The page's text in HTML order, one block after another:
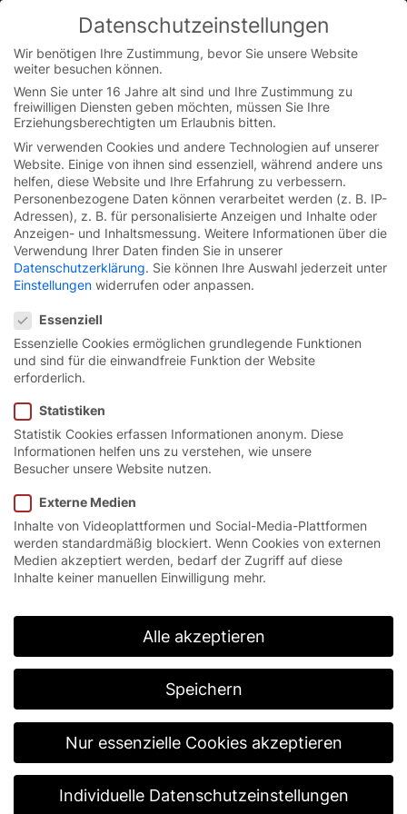
You are currently on the Austrian German website.
Switch to the English version.
Skip
content
Essential-SpiraltorEFA-
STR® N Flex.
Schnell. Flexibel.
Effizient.
Das EFA-STR® N Flex wurde für schnelle und
entwickelt. Die flexible Torblattkonstruktion eignet
sich ideal für Innenbereiche mit hohem
Verkehrsaufkommen.
Datenschutzeinstellungen
Wir benötigen Ihre Zustimmung, bevor Sie unsere Website
weiter besuchen können.
Wenn Sie unter 16 Jahre alt sind und Ihre Zustimmung zu
freiwilligen Diensten geben möchten, müssen Sie Ihre
Erziehungsberechtigten um Erlaubnis bitten.
Wir verwenden Cookies und andere Technologien auf unserer
Website. Einige von ihnen sind essenziell, während andere uns
helfen, diese Website und Ihre Erfahrung zu verbessern.
Personenbezogene Daten können verarbeitet werden (z. B. IP-
Adressen), z. B. für personalisierte Anzeigen und Inhalte oder
Anzeigen- und Inhaltsmessung. Weitere Informationen über die
Verwendung Ihrer Daten finden Sie in unserer
Datenschutzerklärung. Sie können Ihre Auswahl jederzeit unter
Einstellungen widerrufen oder anpassen.
Essenziell
Essenzielle Cookies ermöglichen grundlegende Funktionen
und sind für die einwandfreie Funktion der Website
erforderlich.
Statistiken
Statistik Cookies erfassen Informationen anonym. Diese
Informationen helfen uns zu verstehen, wie unsere
Besucher unsere Website nutzen.
Externe Medien
Inhalte von Videoplattformen und Social-Media-Plattformen
werden standardmäßig blockiert. Wenn Cookies von externen
Medien akzeptiert werden, bedarf der Zugriff auf diese
Inhalte keiner manuellen Einwilligung mehr.
Alle akzeptieren
Speichern
Nur essenzielle Cookies akzeptieren
Individuelle Datenschutzeinstellungen